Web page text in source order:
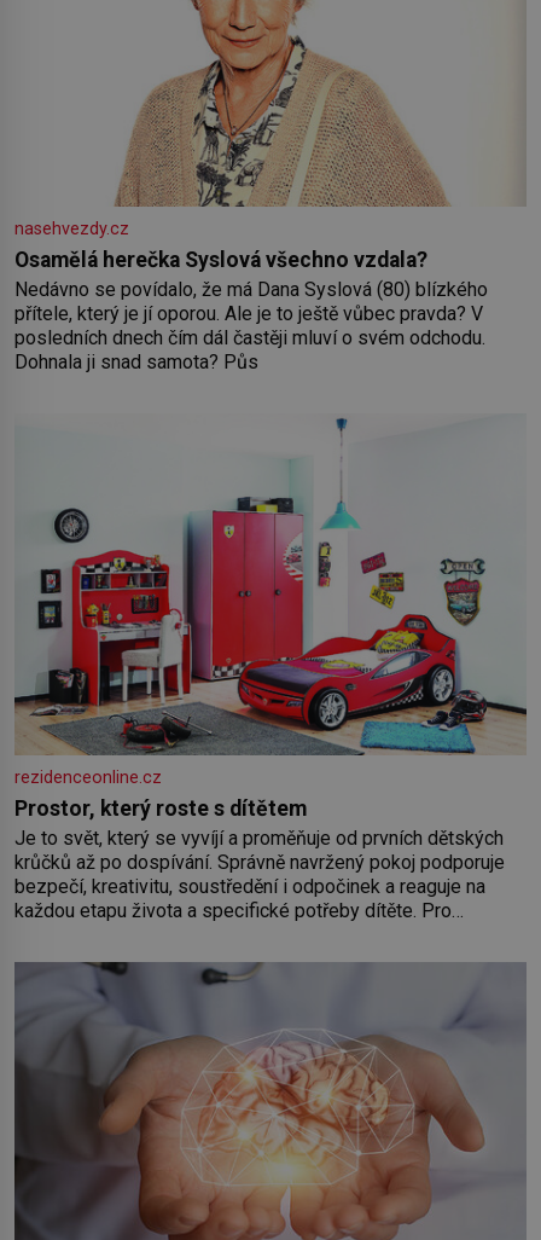
nasehvezdy.cz
Osamělá herečka Syslová všechno vzdala?
Nedávno se povídalo, že má Dana Syslová (80) blízkého
přítele, který je jí oporou. Ale je to ještě vůbec pravda? V
posledních dnech čím dál častěji mluví o svém odchodu.
Dohnala ji snad samota? Půs
rezidenceonline.cz
Prostor, který roste s dítětem
Je to svět, který se vyvíjí a proměňuje od prvních dětských
krůčků až po dospívání. Správně navržený pokoj podporuje
bezpečí, kreativitu, soustředění i odpočinek a reaguje na
každou etapu života a specifické potřeby dítěte. Pro
by pokoj miminka měl působit především klidně a útulně.
Předškolní věk je